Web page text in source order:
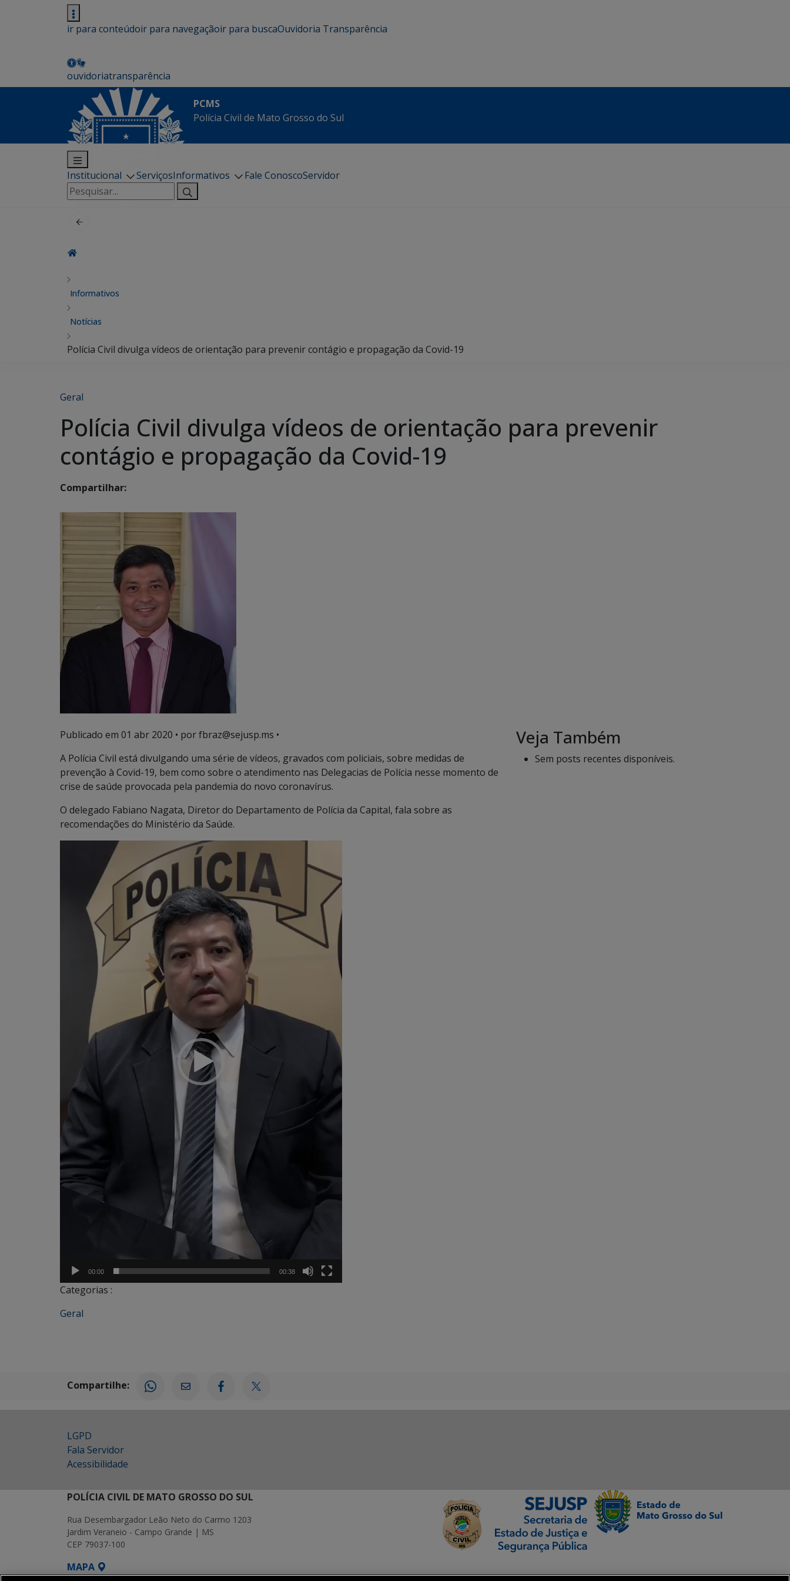
ir para conteúdoir para navegaçãoir para buscaOuvidoria Transparência
ouvidoriatransparência
PCMS
Polícia Civil de Mato Grosso do Sul
Institucional ServiçosInformativos Fale ConoscoServidor
Pesquisar
por:
Informativos
Notícias
Polícia Civil divulga vídeos de orientação para prevenir contágio e propagação da Covid-19
Geral
Polícia Civil divulga vídeos de orientação para prevenir
contágio e propagação da Covid-19
Compartilhar:
Publicado em 01 abr 2020 • por fbraz@sejusp.ms •
A Polícia Civil está divulgando uma série de vídeos, gravados com policiais, sobre medidas de
prevenção à Covid-19, bem como sobre o atendimento nas Delegacias de Polícia nesse momento de
crise de saúde provocada pela pandemia do novo coronavírus.
O delegado Fabiano Nagata, Diretor do Departamento de Polícia da Capital, fala sobre as
recomendações do Ministério da Saúde.
00:00 00:38
Categorias :
Geral
Veja Também
Sem posts recentes disponíveis.
Compartilhe:
LGPD
Fala Servidor
Acessibilidade
POLÍCIA CIVIL DE MATO GROSSO DO SUL
Rua Desembargador Leão Neto do Carmo 1203
Jardim Veraneio - Campo Grande | MS
CEP 79037-100
MAPA